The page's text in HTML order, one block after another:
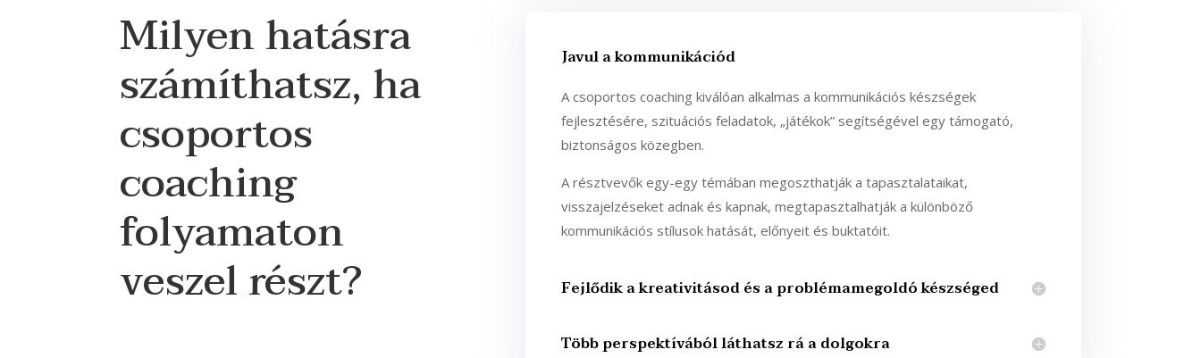
Milyen hatásra
számíthatsz, ha
csoportos
coaching
folyamaton
veszel részt?
Javul a kommunikációd
A csoportos coaching kiválóan alkalmas a kommunikációs készségek
fejlesztésére, szituációs feladatok, „játékok” segítségével egy támogató,
biztonságos közegben.
A résztvevők egy-egy témában megoszthatják a tapasztalataikat,
visszajelzéseket adnak és kapnak, megtapasztalhatják a különböző
kommunikációs stílusok hatását, előnyeit és buktatóit.
Fejlődik a kreativitásod és a problémamegoldó készséged
Több perspektívából láthatsz rá a dolgokra